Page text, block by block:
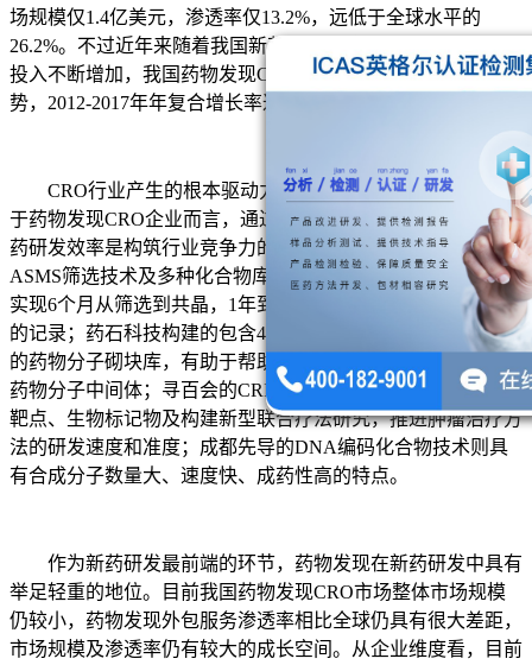
场规模仅1.4亿美元，渗透率仅13.2%，远低于全球水平的
26.2%。不过近年来随着我国新药研发环境的逐步成熟，研发
投入不断增加，我国药物发现CRO市场规模呈快速增长态
势，2012-2017年年复合增长率达31.4%。
CRO行业产生的根本驱动力是为药企降低成本，因此对
于药物发现CRO企业而言，通过创新性技术的使用，提升新
药研发效率是构筑行业竞争力的有效手段。如维亚生物的基于
ASMS筛选技术及多种化合物库的先导化合物发现引擎平台可
实现6个月从筛选到共晶，1年到先导，3年到临床候选化合物
的记录；药石科技构建的包含40000多种结构新颖、性能高效
的药物分子砌块库，有助于帮助新药研发企业快速筛选到合适
药物分子中间体；寻百会的CRISPR高通量筛选平台可用于新
靶点、生物标记物及构建新型联合疗法研究，推进肿瘤治疗方
法的研发速度和准度；成都先导的DNA编码化合物技术则具
有合成分子数量大、速度快、成药性高的特点。
作为新药研发最前端的环节，药物发现在新药研发中具有
举足轻重的地位。目前我国药物发现CRO市场整体市场规模
仍较小，药物发现外包服务渗透率相比全球仍具有很大差距，
市场规模及渗透率仍有较大的成长空间。从企业维度看，目前